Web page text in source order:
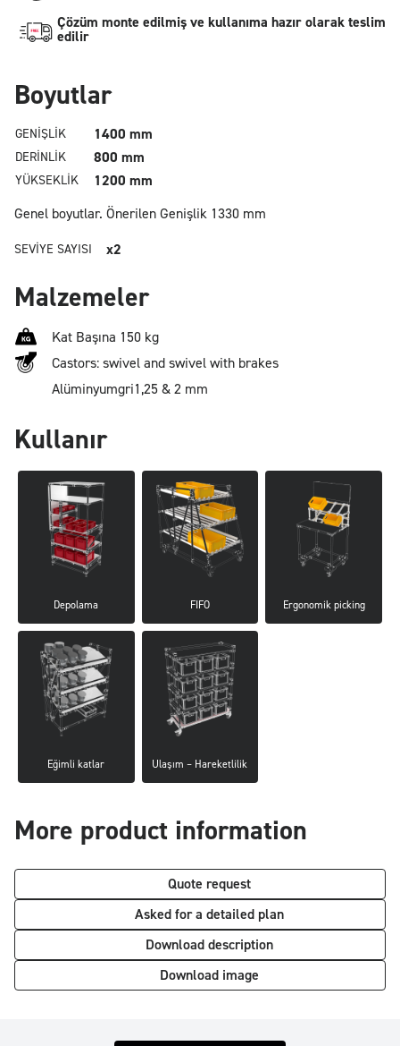
Çözüm monte edilmiş ve kullanıma hazır olarak teslim
edilir
Boyutlar
GENIŞLIK 1400 mm
DERINLIK 800 mm
YÜKSEKLIK
1200 mm
Genel boyutlar. Önerilen Genişlik 1330 mm
SEVIYE SAYISI x2
Malzemeler
Kat Başına 150 kg
Castors: swivel and swivel with brakes
Alüminyumgri1,25 & 2 mm
Kullanır
Depolama FIFO Ergonomik picking
Eğimli katlar Ulaşım – Hareketlilik
More product information
Quote request
Asked for a detailed plan
Download description
Download image